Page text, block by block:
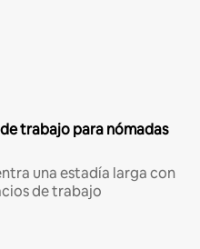
trabajo para nómadas
una estadía larga con
de trabajo